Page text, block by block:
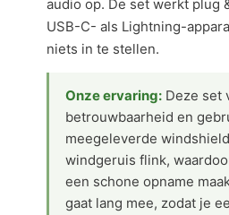
audio op. De set werkt plug
USB-C- als Lightning-
niets in te stellen.
Onze ervaring: Deze set
betrouwbaarheid en
meegeleverde
windgeruis flink,
een schone opname
gaat lang mee, zodat je